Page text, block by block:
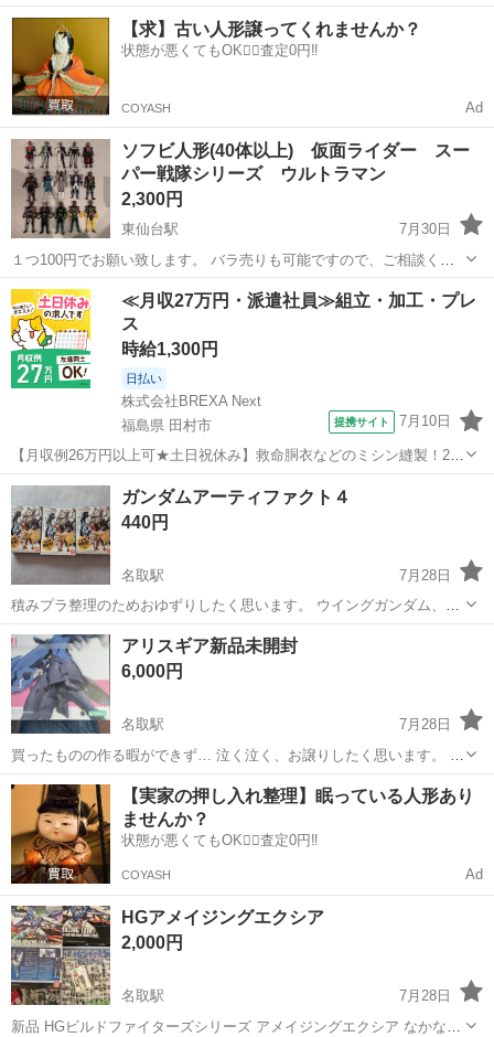
た。 人気商品なので中々手に入らないと思いますが、複数手に入りま
したので宜しければお譲りします。 ◆本商品は、TVアニメ「機動戦士
Ζガンダム」...
宮城 仙台市 模型、プラモデル ガンプラ
【求】古い人形譲ってくれませんか？
状態が悪くてもOK🙆‍♀️査定0円‼️
COYASH Ad
ソフビ人形(40体以上) 仮面ライダー スー
パー戦隊シリーズ ウルトラマン
2,300円
東仙台駅
7月30日
１つ100円でお願い致します。 バラ売りも可能ですので、ご相談くだ
さい。 ３枚目の写真の人形は、1、２枚目のものより小さめになりま
す。 全部まとめてであれば2500円でお願い致します。 子どもが遊ん
だものなので、キズや汚れ...
宮城 仙台市 東仙台駅 模型、プラモデル ソフビ
≪月収27万円・派遣社員≫組立・加工・プレ
ス
時給1,300円
日払い
株式会社BREXA Next
福島県 田村市
提携サイト 7月10日
【月収例26万円以上可★土日祝休み】救命胴衣などのミシン縫製！20
代～50代の男女大活躍中★日払い制度あり！マイカー通勤OK＆無料駐
車場完備！食堂利用可★交通費支給◎《福島県田村市》 人気の工場の
お仕事 ◇救命胴衣などのミ...
福島 田村市 その他
ガンダムアーティファクト４
440円
名取駅
7月28日
積みプラ整理のためおゆずりしたく思います。 ウイングガンダム、１
個 パラスアテネ、2個 １つ400円になります。 ３個購入で御値段調整
させていただきます。 よろしくお願いいたします。
宮城 名取市 名取駅 模型、プラモデル
アリスギア新品未開封
6,000円
名取駅
7月28日
買ったものの作る暇ができず… 泣く泣く、お譲りしたく思います。 よ
ろしくお願いいたします。
宮城 名取市 名取駅 模型、プラモデル
【実家の押し入れ整理】眠っている人形あり
ませんか？
状態が悪くてもOK🙆‍♀️査定0円‼️
COYASH Ad
HGアメイジングエクシア
2,000円
名取駅
7月28日
新品 HGビルドファイターズシリーズ アメイジングエクシア なかなか